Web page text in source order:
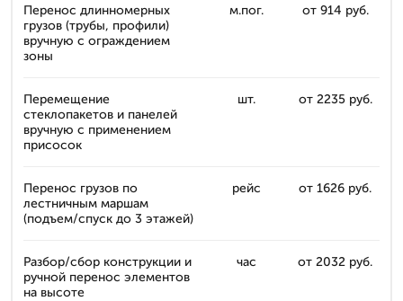
Перенос длинномерных
грузов (трубы, профили)
вручную с ограждением
зоны
м.пог. от 914 руб.
Перемещение
стеклопакетов и панелей
вручную с применением
присосок
шт. от 2235 руб.
Перенос грузов по
лестничным маршам
(подъем/спуск до 3 этажей)
рейс от 1626 руб.
Разбор/сбор конструкции и
ручной перенос элементов
на высоте
час от 2032 руб.